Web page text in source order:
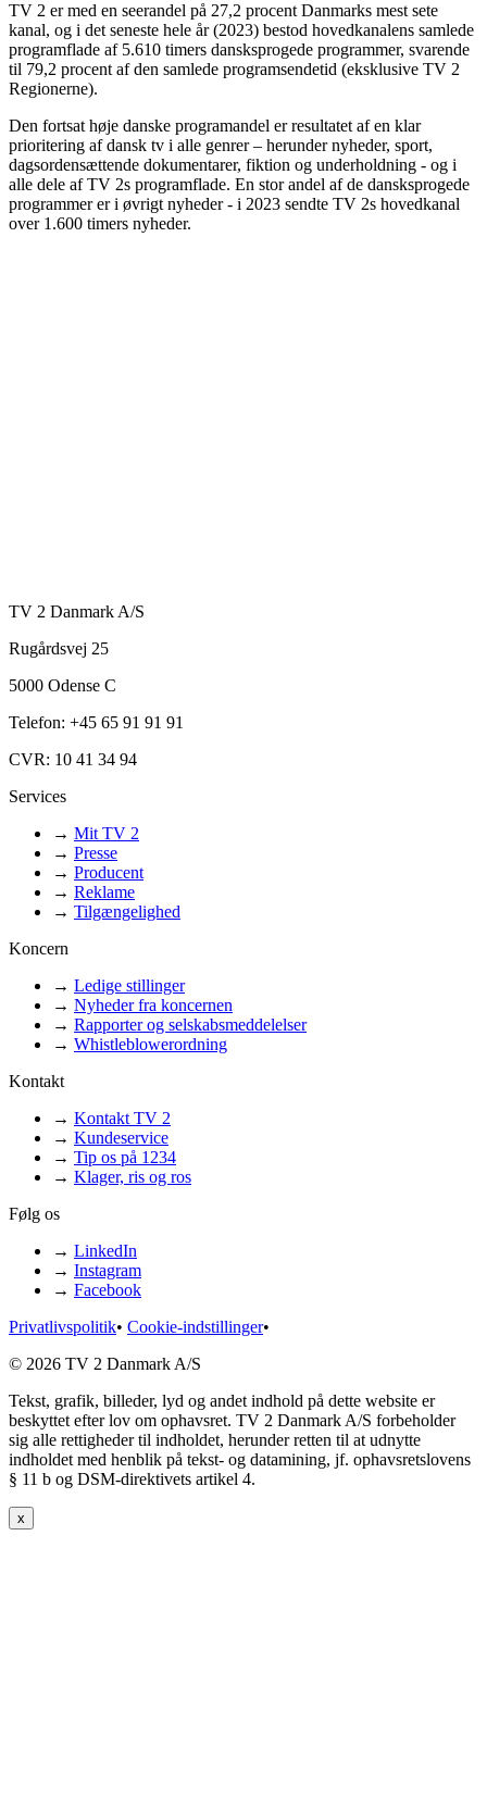
TV 2 er med en seerandel på 27,2 procent Danmarks mest sete
kanal, og i det seneste hele år (2023) bestod hovedkanalens samlede
programflade af 5.610 timers dansksprogede programmer, svarende
til 79,2 procent af den samlede programsendetid (eksklusive TV 2
Regionerne).
Den fortsat høje danske programandel er resultatet af en klar
prioritering af dansk tv i alle genrer – herunder nyheder, sport,
dagsordensættende dokumentarer, fiktion og underholdning - og i
alle dele af TV 2s programflade. En stor andel af de dansksprogede
programmer er i øvrigt nyheder - i 2023 sendte TV 2s hovedkanal
over 1.600 timers nyheder.
TV 2 Danmark A/S
Rugårdsvej 25
5000 Odense C
Telefon: +45 65 91 91 91
CVR: 10 41 34 94
Services
→ Mit TV 2
→ Presse
→ Producent
→ Reklame
→ Tilgængelighed
Koncern
→ Ledige stillinger
→ Nyheder fra koncernen
→ Rapporter og selskabsmeddelelser
→ Whistleblowerordning
Kontakt
→ Kontakt TV 2
→ Kundeservice
→ Tip os på 1234
→ Klager, ris og ros
Følg os
→ LinkedIn
→ Instagram
→ Facebook
Privatlivspolitik• Cookie-indstillinger•
© 2026 TV 2 Danmark A/S
Tekst, grafik, billeder, lyd og andet indhold på dette website er
beskyttet efter lov om ophavsret. TV 2 Danmark A/S forbeholder
sig alle rettigheder til indholdet, herunder retten til at udnytte
indholdet med henblik på tekst- og datamining, jf. ophavsretslovens
§ 11 b og DSM-direktivets artikel 4.
x